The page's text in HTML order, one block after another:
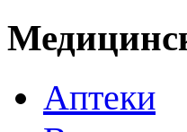
Аптеки